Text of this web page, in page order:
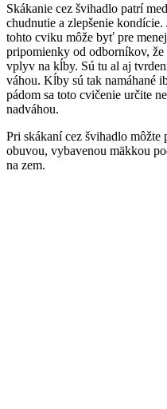
Skákanie cez švihadlo patrí
chudnutie a zlepšenie
tohto cviku môže byť pre
pripomienky od odborníkov,
vplyv na kĺby. Sú tu al aj
váhou. Kĺby sú tak namáhané
pádom sa toto cvičenie určite
nadváhou.
Pri skákaní cez švihadlo
obuvou, vybavenou mäkkou
na zem.